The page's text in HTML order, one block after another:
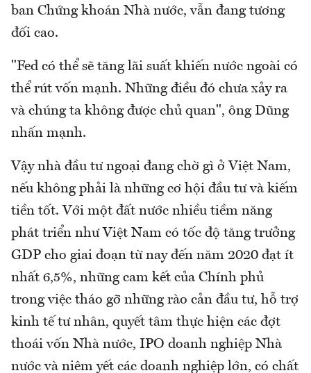
ban Chứng khoán Nhà nước, vẫn đang tương
đối cao.
"Fed có thể sẽ tăng lãi suất khiến nước ngoài có
thể rút vốn mạnh. Những điều đó chưa xảy ra
và chúng ta không được chủ quan", ông Dũng
nhấn mạnh.
Vậy nhà đầu tư ngoại đang chờ gì ở Việt Nam,
nếu không phải là những cơ hội đầu tư và kiếm
tiền tốt. Với một đất nước nhiều tiềm năng
phát triển như Việt Nam có tốc độ tăng trưởng
GDP cho giai đoạn từ nay đến năm 2020 đạt ít
nhất 6,5%, những cam kết của Chính phủ
trong việc tháo gỡ những rào cản đầu tư, hỗ trợ
kinh tế tư nhân, quyết tâm thực hiện các đợt
thoái vốn Nhà nước, IPO doanh nghiệp Nhà
nước và niêm yết các doanh nghiệp lớn, có chất